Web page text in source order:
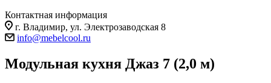
Контактная информация
г. Владимир, ул. Электрозаводская 8
info@mebelcool.ru
Модульная кухня Джаз 7 (2,0 м)